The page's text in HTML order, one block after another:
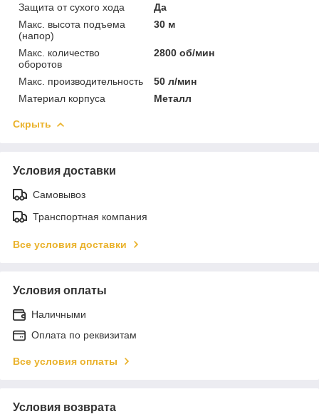
Защита от сухого хода
Да
Макс. высота подъема
(напор)
30 м
Макс. количество
оборотов
2800 об/мин
Макс. производительность
50 л/мин
Материал корпуса
Металл
Скрыть
Условия доставки
Самовывоз
Транспортная компания
Все условия доставки
Условия оплаты
Наличными
Оплата по реквизитам
Все условия оплаты
Условия возврата